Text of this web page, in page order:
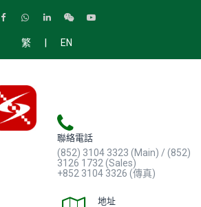
繁 | EN
聯絡電話
(852) 3104 3323 (Main) / (852)
3126 1732 (Sales)
+852 3104 3326 (傳真)
地址